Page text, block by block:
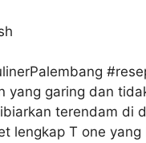
yang garing dan
terendam di
lengkap T one